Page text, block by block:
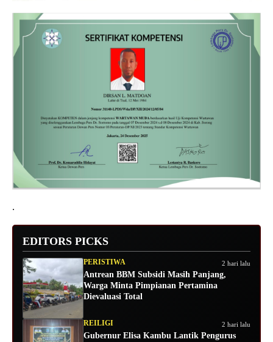
.
EDITORS PICKS
PERISTIWA 2 hari lalu
Antrean BBM Subsidi Masih Panjang,
Warga Minta Pimpianan Pertamina
Dievaluasi Total
REILIGI 2 hari lalu
Gubernur Elisa Kambu Lantik Pengurus